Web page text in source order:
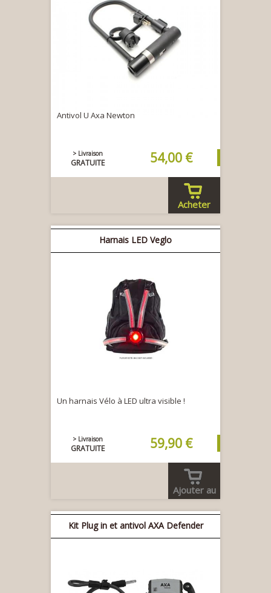
Antivol U Axa Newton
> Livraison
GRATUITE 54,00 €
Acheter
Harnais LED Veglo
Un harnais Vélo à LED ultra visible !
> Livraison
GRATUITE 59,90 €
Ajouter au
panier
Kit Plug in et antivol AXA Defender